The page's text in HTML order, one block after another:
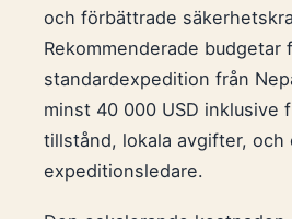
och förbättrade
Rekommenderade budgetar
standardexpedition från
minst 40 000 USD inklusive
tillstånd, lokala avgifter, och
expeditionsledare.